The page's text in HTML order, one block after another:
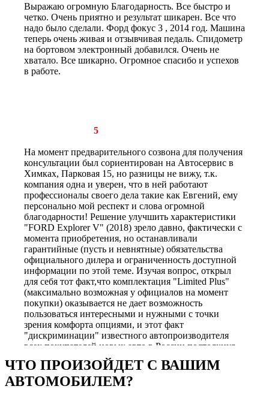
Выражаю огромную Благодарность. Все быстро и
четко. Очень приятно и результат шикарен. Все что
надо было сделали. Форд фокус 3 , 2014 год. Машина
теперь очень живая и отзывчивая педаль. Спидометр
на бортовом электронный добавился. Очень не
хватало. Все шикарно. Огромное спасибо и успехов
в работе.
5
На момент предварительного созвона для получения
консультации был сориентирован на Автосервис в
Химках, Парковая 15, но разницы не вижу, т.к.
компания одна и уверен, что в ней работают
профессионалы своего дела такие как Евгений, ему
персонально мой респект и слова огромной
благодарности! Решение улучшить характеристики
"FORD Explorer V" (2018) зрело давно, фактически с
момента приобретения, но останавливали
гарантийные (пусть и невнятные) обязательства
официального дилера и ограниченность доступной
информации по этой теме. Изучая вопрос, открыл
для себя тот факт,что комплектация "Limited Plus"
(максимально возможная у официалов на момент
покупки) оказывается не дает возможность
пользоваться интересными и нужными с точки
зрения комфорта опциями, и этот факт
"дискриминации" известного автопроизводителя
всех покупателей новых авто в России подтолкнул
меня к еще более глубокому изучению вопроса.
После многочисленных прозвонов и общения, в том
числе с теми, кто пытался навязывать только свое
видение решение проблемы и не желал заниматься
ЧТО ПРОИЗОЙДЕТ С ВАШИМ
АВТОМОБИЛЕМ?